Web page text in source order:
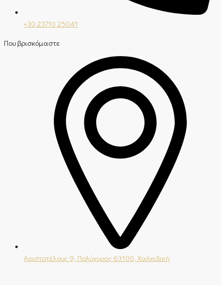
+30 23710 25041
Που βρισκόμαστε
Αριστοτέλους 9, Πολύγυρος 63100, Χαλκιδική